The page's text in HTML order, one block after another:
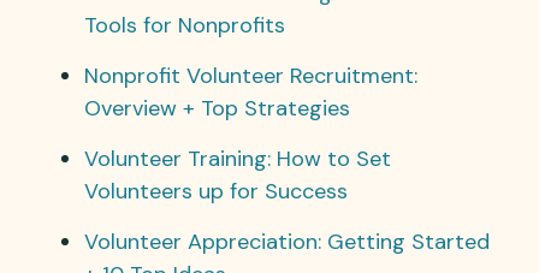
Tools for Nonprofits
Nonprofit Volunteer Recruitment:
Overview + Top Strategies
Volunteer Training: How to Set
Volunteers up for Success
Volunteer Appreciation: Getting Started